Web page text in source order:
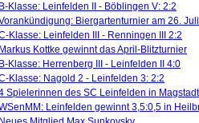
B-Klasse: Leinfelden II - Böblingen V: 2:2
Biergartenturnier am 26. Juli
Klasse: Leinfelden III - Renningen III 2:2
Markus Kottke gewinnt das April-Blitzturnier
B-Klasse: Herrenberg III - Leinfelden II 4:0
Klasse: Nagold 2 - Leinfelden 3: 2:2
Spielerinnen des SC Leinfelden in Magstadt
Leinfelden gewinnt 3,5:0,5 in